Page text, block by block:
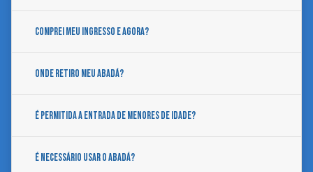
Comprei meu ingresso e agora?
Onde retiro meu abadá?
É permitida a entrada de menores de idade?
É necessário usar o abadá?